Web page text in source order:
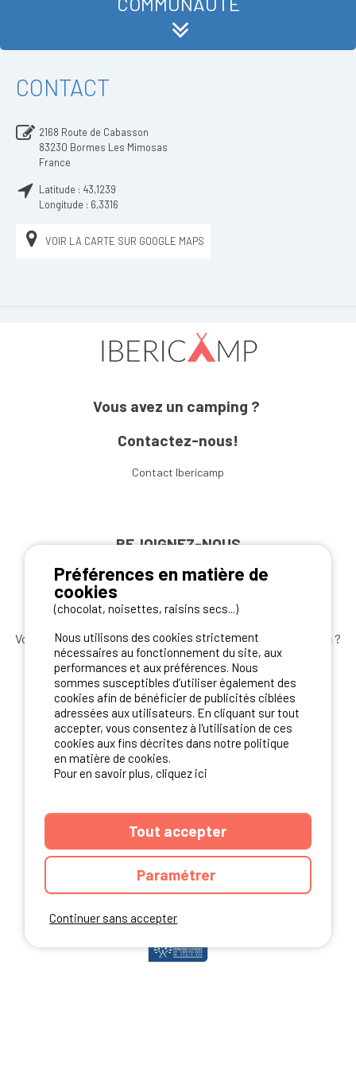
CONTACT
2168 Route de Cabasson
83230 Bormes Les Mimosas
France
Latitude : 43,1239
Longitude : 6,3316
VOIR LA CARTE SUR GOOGLE MAPS
Vous avez un camping ?
Contactez-nous!
Contact Ibericamp
REJOIGNEZ-NOUS
Vous souhaitez bénéficier desmeilleures offres camping ?
Abonnez-vous à la newsletterdès aujourd'hui
S'ABONNER
NOS PARTENAIRES
Continuer sans accepter
Préférences en matière de
cookies
(chocolat, noisettes, raisins secs...)
Nous utilisons des cookies strictement
nécessaires au fonctionnement du site, aux
performances et aux préférences. Nous
sommes susceptibles d’utiliser également des
cookies afin de bénéficier de publicités ciblées
adressées aux utilisateurs. En cliquant sur tout
accepter, vous consentez à l'utilisation de ces
cookies aux fins décrites dans notre politique
en matière de cookies.
Pour en savoir plus, cliquez ici
Tout accepter
Paramétrer